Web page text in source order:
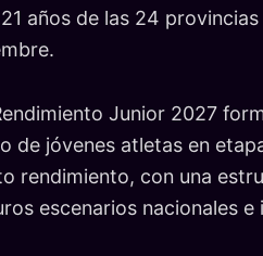
años de las 24
Junior 2027
de jóvenes atletas en
rendimiento, con una
escenarios nacionales e